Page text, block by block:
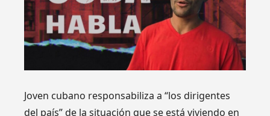
Joven cubano responsabiliza a “los dirigentes
del país” de la situación que se está viviendo en